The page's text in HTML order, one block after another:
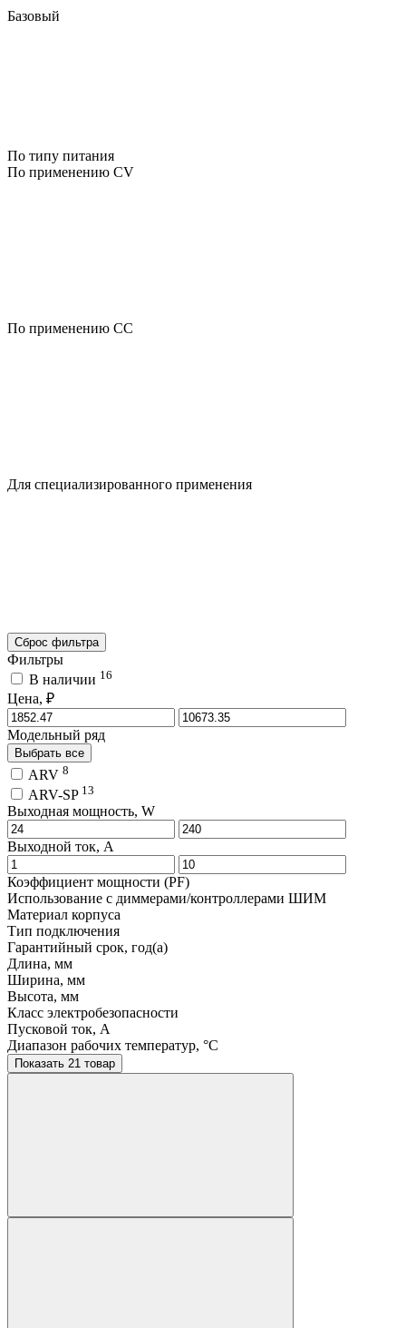
Базовый
По типу питания
По применению CV
По применению CC
Для специализированного применения
Сброс фильтра
Фильтры
В наличии 16
Цена, ₽
Модельный ряд
Выбрать все
ARV 8
ARV-SP 13
Выходная мощность, W
Выходной ток, A
Коэффициент мощности (PF)
Использование с диммерами/контроллерами ШИМ
Материал корпуса
Тип подключения
Гарантийный срок, год(а)
Длина, мм
Ширина, мм
Высота, мм
Класс электробезопасности
Пусковой ток, A
Диапазон рабочих температур, °C
Показать 21 товар